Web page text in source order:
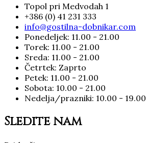
Topol pri Medvodah 1
+386 (0) 41 231 333
info@gostilna-dobnikar.com
Ponedeljek: 11.00 - 21.00
Torek: 11.00 - 21.00
Sreda: 11.00 - 21.00
Četrtek: Zaprto
Petek: 11.00 - 21.00
Sobota: 10.00 - 21.00
Nedelja/prazniki: 10.00 - 19.00
Sledite nam